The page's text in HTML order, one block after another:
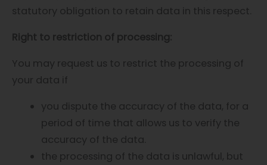
statutory obligation to retain data in this respect.
Right to restriction of processing:
You may request us to restrict the processing of
your data if
you dispute the accuracy of the data, for a
period of time that allows us to verify the
accuracy of the data.
the processing of the data is unlawful, but